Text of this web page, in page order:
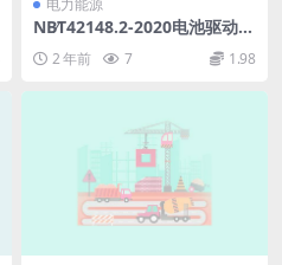
电力能源
NB∕T42148.2-2020电池驱动器
具及设备的开关第2-1部分：
电动工具开关的特殊要求(507.
2 年前 7 1.98